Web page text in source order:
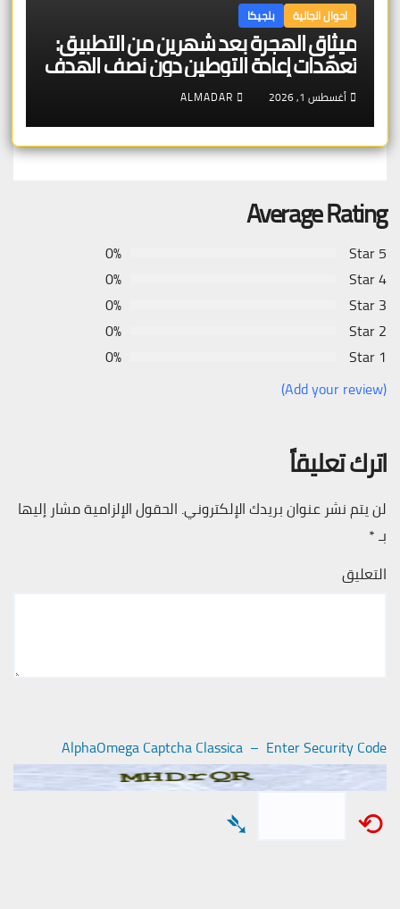
احوال الجالية بلجيكا
ميثاق الهجرة بعد شهرين من التطبيق:
تعهّدات إعادة التوطين دون نصف الهدف
والإعادة القسرية تتصدّر
أغسطس 1, 2026 ALMADAR
Average Rating
5 Star
0%
4 Star
0%
3 Star
0%
2 Star
0%
1 Star
0%
(Add your review)
اترك تعليقاً
لن يتم نشر عنوان بريدك الإلكتروني. الحقول الإلزامية مشار إليها
بـ*
التعليق
AlphaOmega Captcha Classica – Enter Security Code
⟲
➴